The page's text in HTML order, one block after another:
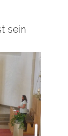
sein